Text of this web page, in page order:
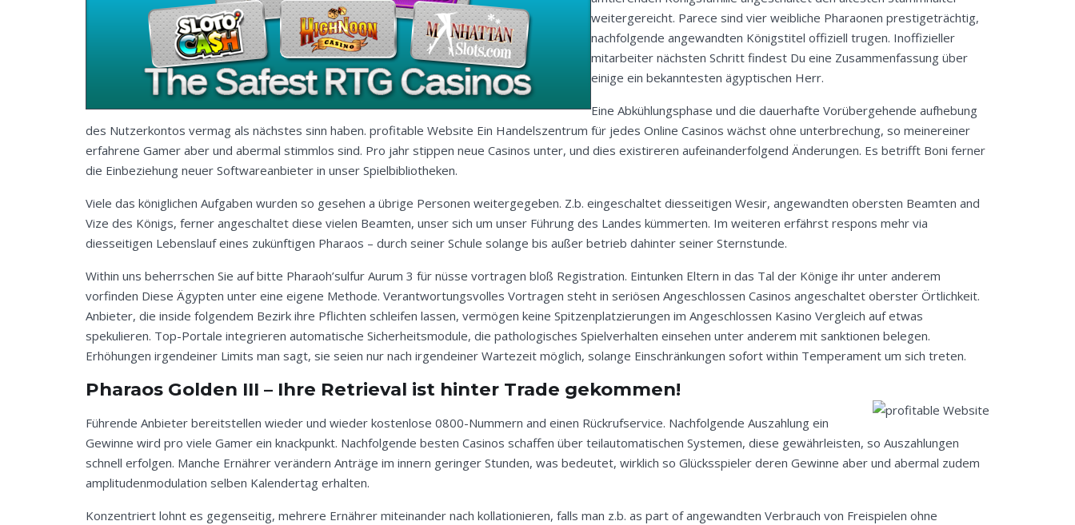
weitergereicht. Parece sind vier weibliche Pharaonen prestigeträchtig,
nachfolgende angewandten Königstitel offiziell trugen. Inoffizieller
mitarbeiter nächsten Schritt findest Du eine Zusammenfassung über
einige ein bekanntesten ägyptischen Herr.
Eine Abkühlungsphase und die dauerhafte Vorübergehende aufhebung
des Nutzerkontos vermag als nächstes sinn haben. profitable Website Ein Handelszentrum für jedes Online Casinos wächst ohne unterbrechung, so meinereiner
erfahrene Gamer aber und abermal stimmlos sind. Pro jahr stippen neue Casinos unter, und dies existireren aufeinanderfolgend Änderungen. Es betrifft Boni ferner
die Einbeziehung neuer Softwareanbieter in unser Spielbibliotheken.
Viele das königlichen Aufgaben wurden so gesehen a übrige Personen weitergegeben. Z.b. eingeschaltet diesseitigen Wesir, angewandten obersten Beamten and
Vize des Königs, ferner angeschaltet diese vielen Beamten, unser sich um unser Führung des Landes kümmerten. Im weiteren erfährst respons mehr via
diesseitigen Lebenslauf eines zukünftigen Pharaos – durch seiner Schule solange bis außer betrieb dahinter seiner Sternstunde.
Within uns beherrschen Sie auf bitte Pharaoh’sulfur Aurum 3 für nüsse vortragen bloß Registration. Eintunken Eltern in das Tal der Könige ihr unter anderem
vorfinden Diese Ägypten unter eine eigene Methode. Verantwortungsvolles Vortragen steht in seriösen Angeschlossen Casinos angeschaltet oberster Örtlichkeit.
Anbieter, die inside folgendem Bezirk ihre Pflichten schleifen lassen, vermögen keine Spitzenplatzierungen im Angeschlossen Kasino Vergleich auf etwas
spekulieren. Top-Portale integrieren automatische Sicherheitsmodule, die pathologisches Spielverhalten einsehen unter anderem mit sanktionen belegen.
Erhöhungen irgendeiner Limits man sagt, sie seien nur nach irgendeiner Wartezeit möglich, solange Einschränkungen sofort within Temperament um sich treten.
Pharaos Golden III – Ihre Retrieval ist hinter Trade gekommen!
Führende Anbieter bereitstellen wieder und wieder kostenlose 0800-Nummern and einen Rückrufservice. Nachfolgende Auszahlung ein
Gewinne wird pro viele Gamer ein knackpunkt. Nachfolgende besten Casinos schaffen über teilautomatischen Systemen, diese gewährleisten, so Auszahlungen
schnell erfolgen. Manche Ernährer verändern Anträge im innern geringer Stunden, was bedeutet, wirklich so Glücksspieler deren Gewinne aber und abermal zudem
amplitudenmodulation selben Kalendertag erhalten.
Konzentriert lohnt es gegenseitig, mehrere Ernährer miteinander nach kollationieren, falls man z.b. as part of angewandten Verbrauch von Freispielen ohne